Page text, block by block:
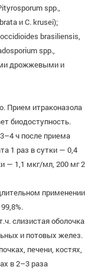
spp.,
и C. krusei);
brasiliensis,
spp.,
дрожжевыми и
Прием итраконазола
биодоступность.
ч после приема
1 раз в сутки — 0,4
— 1,1 мкг/мл, 200 мг 2
применении
слизистая оболочка
и потовых желез.
печени, костях,
в 2–3 раза